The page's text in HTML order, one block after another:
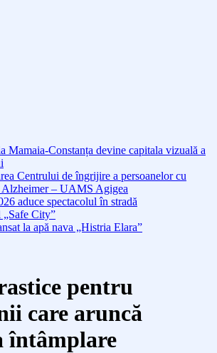
Mamaia-Constanța devine capitala vizuală a
Centrului de îngrijire a persoanelor cu
Alzheimer – UAMS Agigea
aduce spectacolul în stradă
„Safe City”
la apă nava „Histria Elara”
pentru
care aruncă
întâmplare